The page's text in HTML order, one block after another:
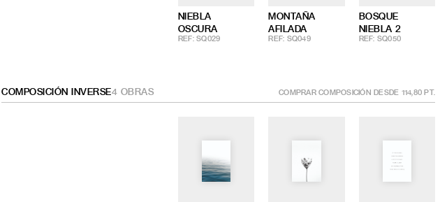
NIEBLA
OSCURA
REF: SQ029
MONTAÑA
AFILADA
REF: SQ049
BOSQUE
NIEBLA 2
REF: SQ050
COMPOSICIÓN INVERSE4 OBRAS COMPRAR COMPOSICIÓN DESDE 114,80 PT.